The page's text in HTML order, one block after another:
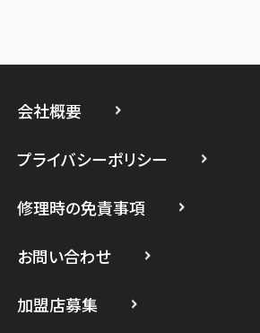
スマホスピタル たまプラーザ駅前
スマホスピタル 登戸・向ヶ丘遊園
スマホスピタル 武蔵小杉
会社概要
プライバシーポリシー
修理時の免責事項
お問い合わせ
加盟店募集